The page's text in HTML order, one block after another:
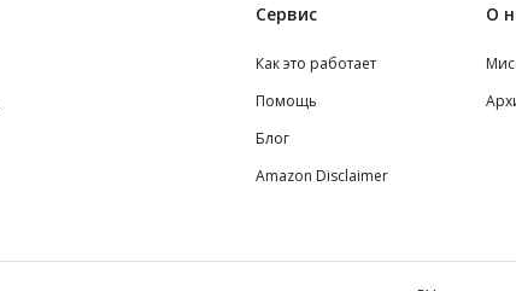
Сервис
Как это работает
Помощь
Блог
Amazon Disclaimer
О